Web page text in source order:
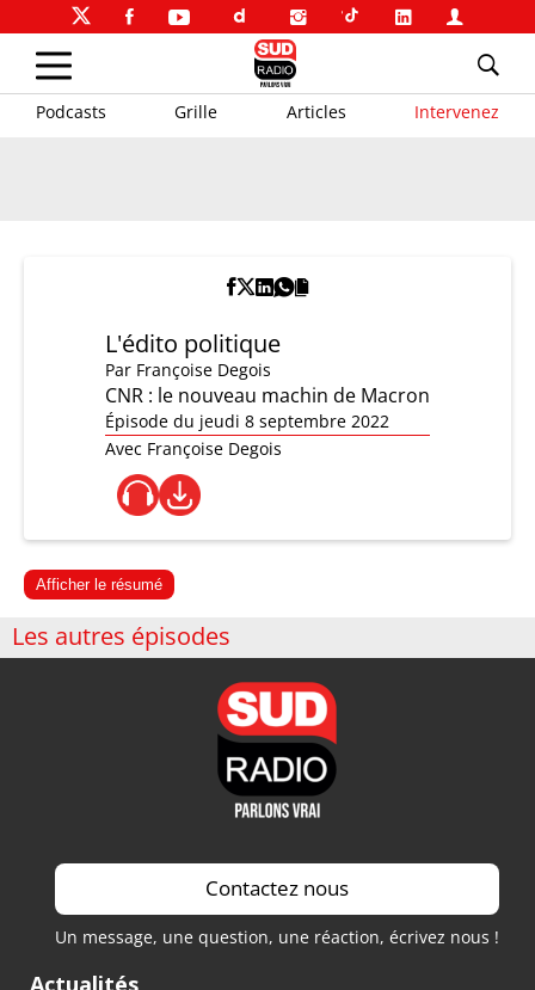
Podcasts Grille Articles Intervenez
L'édito politique
Par Françoise Degois
CNR : le nouveau machin de Macron
Épisode du jeudi 8 septembre 2022
Avec Françoise Degois
Afficher le résumé
Les autres épisodes
Contactez nous
Un message, une question, une réaction, écrivez nous !
Actualités